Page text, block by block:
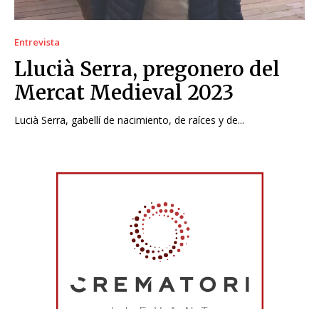
Entrevista
Llucià Serra, pregonero del
Mercat Medieval 2023
Lucià Serra, gabellí de nacimiento, de raíces y de...